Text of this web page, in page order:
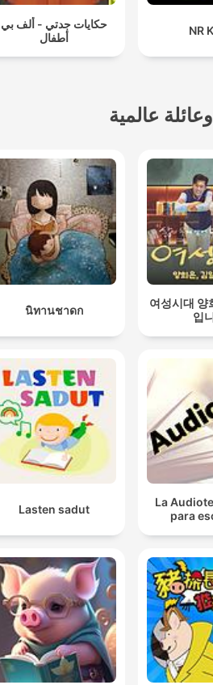
NR
حكايات جدتي - ألف بي
أطفال
عالمية
여성시대 양
입
นิทานชาดก
La
para
Lasten sadut